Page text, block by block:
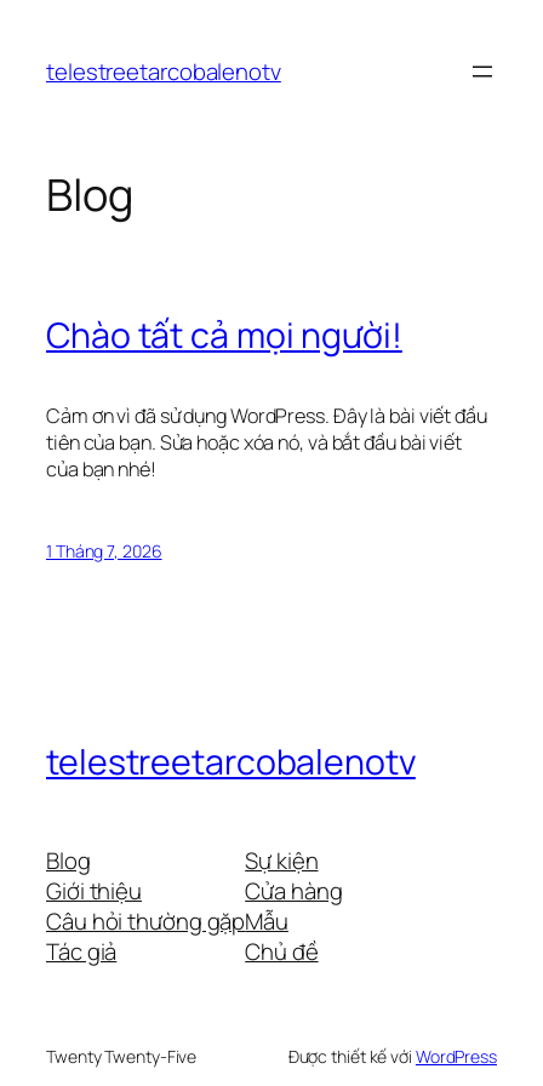
phầntelestreetarcobalenotv
Blog
Chào tất cả mọi người!
Cảm ơn vì đã sử dụng WordPress. Đây là bài viết đầu
tiên của bạn. Sửa hoặc xóa nó, và bắt đầu bài viết
của bạn nhé!
1 Tháng 7, 2026
telestreetarcobalenotv
Blog
Giới thiệu
Câu hỏi thường gặp
Tác giả
Sự kiện
Cửa hàng
Mẫu
Chủ đề
Twenty Twenty-Five Được thiết kế với WordPress